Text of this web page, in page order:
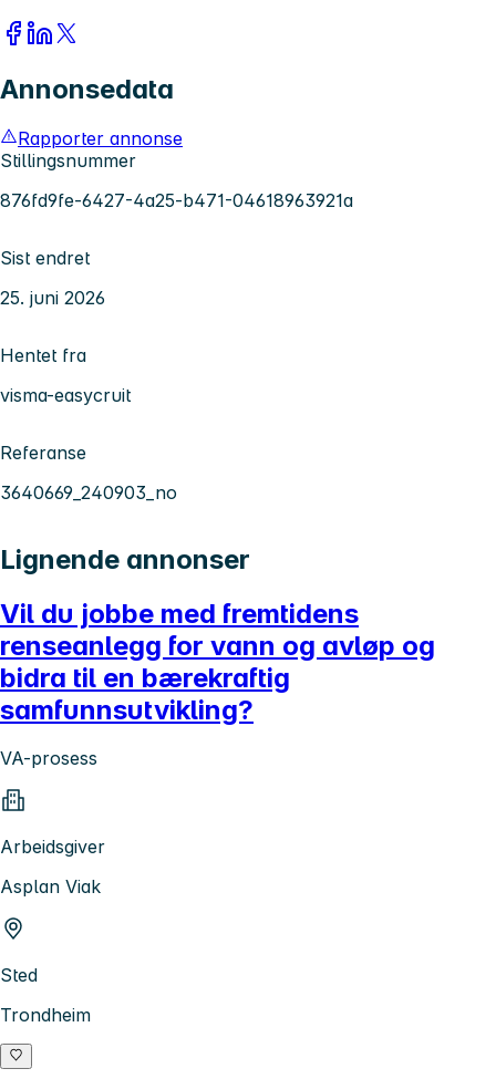
Annonsedata
Rapporter annonse
Stillingsnummer
876fd9fe-6427-4a25-b471-04618963921a
Sist endret
25. juni 2026
Hentet fra
visma-easycruit
Referanse
3640669_240903_no
Lignende annonser
Vil du jobbe med fremtidens
renseanlegg for vann og avløp og
bidra til en bærekraftig
samfunnsutvikling?
VA-prosess
Arbeidsgiver
Asplan Viak
Sted
Trondheim